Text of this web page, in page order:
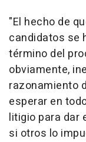
"El hecho de
candidatos se
término del
obviamente,
razonamiento
esperar en
litigio para dar
si otros lo